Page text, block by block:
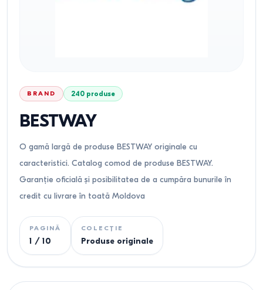
BRAND 240 produse
BESTWAY
O gamă largă de produse BESTWAY originale cu
caracteristici. Catalog comod de produse BESTWAY.
Garanție oficială și posibilitatea de a cumpăra bunurile în
credit cu livrare în toată Moldova
PAGINĂ
1 / 10
COLECȚIE
Produse originale